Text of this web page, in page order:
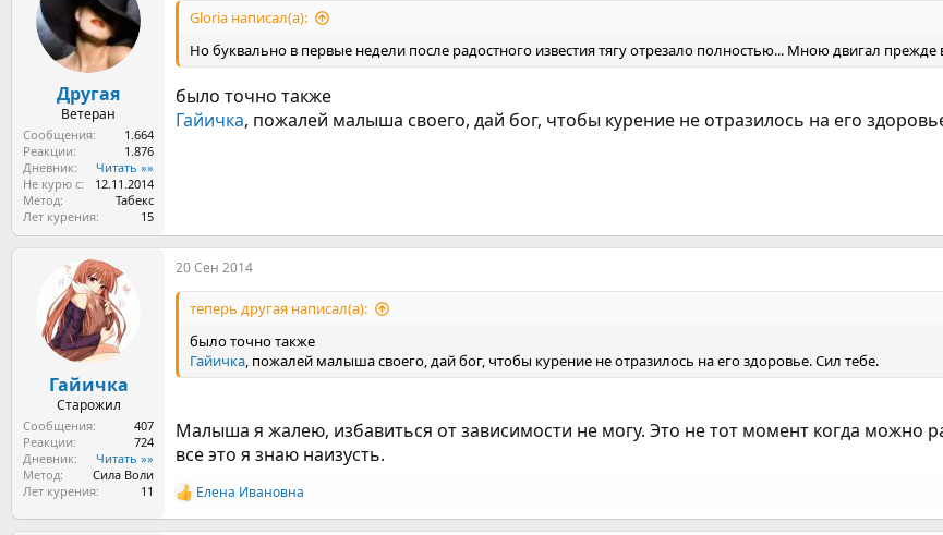
и
Другая
Ветеран
Сообщения
1.664
Реакции
1.876
Дневник
Читать »»
Не курю с
12.11.2014
Метод
Табекс
Лет курения
15
Gloria написал(а):
Но буквально в первые недели после радостного известия тягу отрезало полностью... Мною двигал
было точно также
Гайичка, пожалей малыша своего, дай бог, чтобы курение не отразилось на его
Гайичка
Старожил
Сообщения
407
Реакции
724
Дневник
Читать »»
Метод
Сила Воли
Лет курения
11
20 Сен 2014
теперь другая написал(а):
было точно также
Гайичка, пожалей малыша своего, дай бог, чтобы курение не отразилось на его здоровье. Сил тебе.
Малыша я жалею, избавиться от зависимости не могу. Это не тот момент когда можно
все это я знаю наизусть.
Р
е
Елена Ивановна